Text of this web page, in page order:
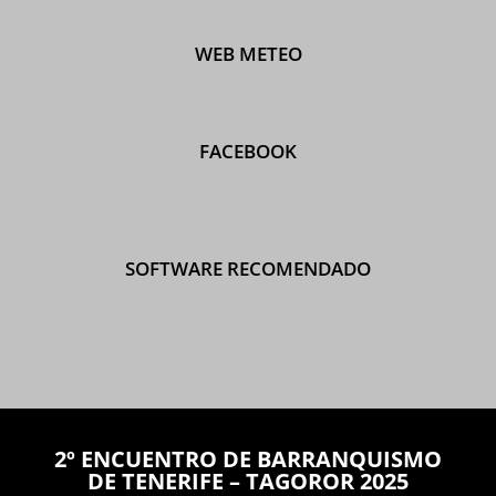
WEB METEO
FACEBOOK
SOFTWARE RECOMENDADO
2º ENCUENTRO DE BARRANQUISMO
DE TENERIFE – TAGOROR 2025